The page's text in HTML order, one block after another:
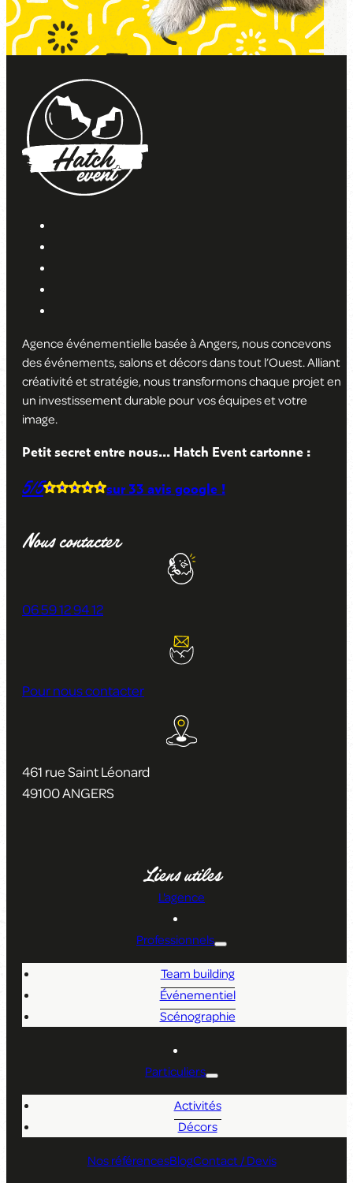
Agence événementielle basée à Angers, nous concevons
des événements, salons et décors dans tout l’Ouest. Alliant
créativité et stratégie, nous transformons chaque projet en
un investissement durable pour vos équipes et votre
image.
Petit secret entre nous... Hatch Event cartonne :
5/5 sur 33 avisgoogle !
Nous contacter
06 59 12 94 12
Pour nous contacter
461 rue Saint Léonard
49100 ANGERS
Liens utiles
L'agence
Professionnels
Team building
Événementiel
Scénographie
Particuliers
Activités
Décors
Nos référencesBlogContact / Devis